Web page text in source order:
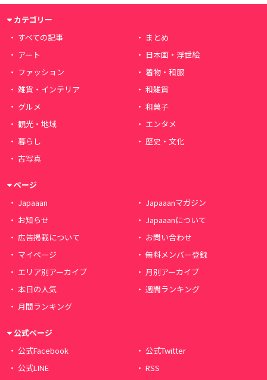
カテゴリー
すべての記事
まとめ
アート
日本画・浮世絵
ファッション
着物・和服
雑貨・インテリア
和雑貨
グルメ
和菓子
観光・地域
エンタメ
暮らし
歴史・文化
古写真
ページ
Japaaan
Japaaanマガジン
お知らせ
Japaaanについて
広告掲載について
お問い合わせ
マイページ
無料メンバー登録
エリア別アーカイブ
月別アーカイブ
本日の人気
週間ランキング
月間ランキング
公式ページ
公式Facebook
公式Twitter
公式LINE
RSS